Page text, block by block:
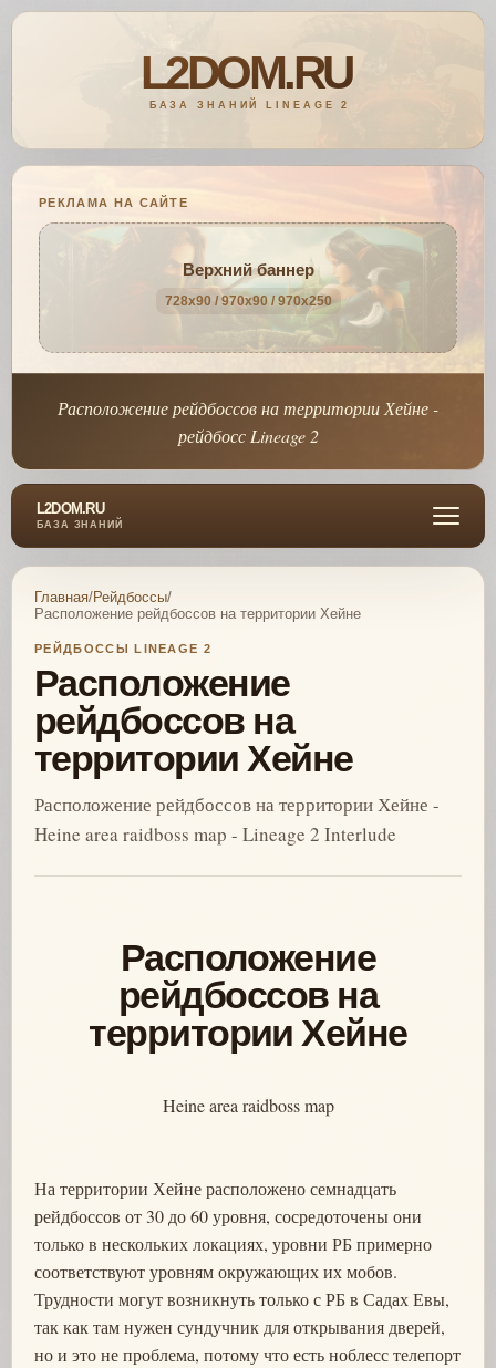
РЕКЛАМА НА САЙТЕ
Верхний баннер
728x90 / 970x90 / 970x250
Расположение рейдбоссов на территории Хейне -
рейдбосс Lineage 2
L2DOM.RU
БАЗА ЗНАНИЙ
Главная/Рейдбоссы/
Расположение рейдбоссов на территории Хейне
РЕЙДБОССЫ LINEAGE 2
Расположение
рейдбоссов на
территории Хейне
Расположение рейдбоссов на территории Хейне -
Heine area raidboss map - Lineage 2 Interlude
Расположение
рейдбоссов на
территории Хейне
Heine area raidboss map
На территории Хейне расположено семнадцать
рейдбоссов от 30 до 60 уровня, сосредоточены они
только в нескольких локациях, уровни РБ примерно
соответствуют уровням окружающих их мобов.
Трудности могут возникнуть только с РБ в Садах Евы,
так как там нужен сундучник для открывания дверей,
но и это не проблема, потому что есть ноблесс телепорт